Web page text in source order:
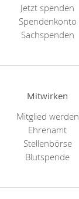
Jetzt spenden
Spendenkonto
Sachspenden
Mitwirken
Mitglied werden
Ehrenamt
Stellenbörse
Blutspende